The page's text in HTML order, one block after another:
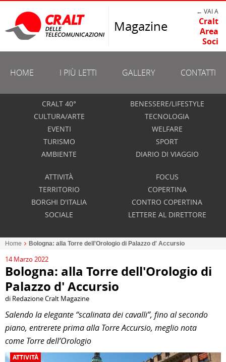
Magazine
← VAI A
Cralt
Area
Soci
HOME I PIÙ LETTI GALLERY CONTATTI
CRALT 40°
CULTURA/ARTE
EVENTI
TURISMO
AMBIENTE
BENESSERE/LIFESTYLE
TECNOLOGIA
WELFARE
SPORT
DIARIO DI VIAGGIO
ATTIVITÀ
TERRITORIO
BORGHI D'ITALIA
SOCIALE
FOCUS
COPERTINA
CONTRO COPERTINA
LETTERE AL DIRETTORE
Home Bologna: alla Torre dell'Orologio di Palazzo d' Accursio
14 Marzo 2022
Bologna: alla Torre dell'Orologio di
Palazzo d' Accursio
di Redazione Cralt Magazine
Salendo la elegante “scalinata dei cavalli”, fino al secondo
piano, entrerete prima alla Torre Accursio, meglio nota
come Torre dell’Orologio
ATTIVITÀ